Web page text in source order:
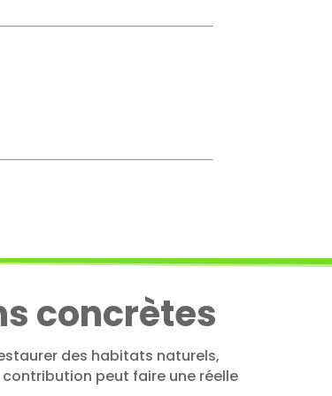
concrètes
des habitats naturels,
peut faire une réelle